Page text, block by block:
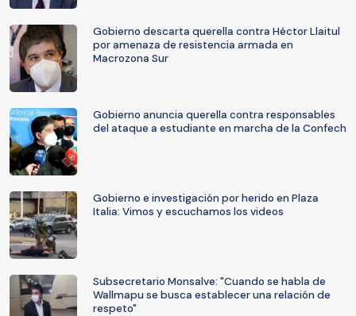
Gobierno descarta querella contra Héctor Llaitul
por amenaza de resistencia armada en
Macrozona Sur
Gobierno anuncia querella contra responsables
del ataque a estudiante en marcha de la Confech
Gobierno e investigación por herido en Plaza
Italia: Vimos y escuchamos los videos
Subsecretario Monsalve: "Cuando se habla de
Wallmapu se busca establecer una relación de
respeto"